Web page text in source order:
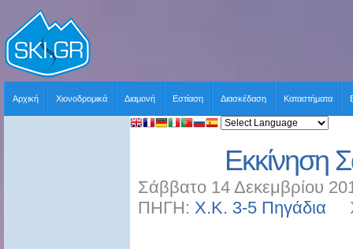
Αρχική Χιονοδρομικά Διαμονή Εστίαση Διασκέδαση Καταστήματα
Εκκίνηση
Σάββατο 14 Δεκεμβρίου
ΠΗΓΗ: Χ.Κ. 3-5 Πηγάδια